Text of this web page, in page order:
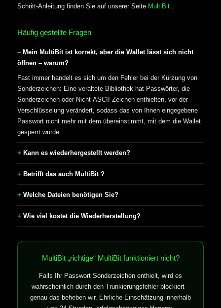
Schritt-Anleitung finden Sie auf unserer Seite MultiBit .
Häufig gestellte Fragen
Mein MultiBit ist korrekt, aber die Wallet lässt sich nicht
öffnen – warum?
Fast immer handelt es sich um den Fehler bei der Kürzung von
Sonderzeichen: Eine veraltete Bibliothek hat Passwörter, die
Sonderzeichen oder Nicht-ASCII-Zeichen enthielten, vor der
Verschlüsselung verändert, sodass das von Ihnen eingegebene
Passwort nicht mehr mit dem übereinstimmt, mit dem die Wallet
gesperrt wurde.
Kann es wiederhergestellt werden?
Betrifft das auch MultiBit ?
Welche Dateien benötigen Sie?
Wie viel kostet die Wiederherstellung?
MultiBit „richtige“ MultiBit funktioniert nicht?
Falls Ihr Passwort Sonderzeichen enthielt, wird es
wahrscheinlich durch den Trunkierungsfehler blockiert –
genau das beheben wir. Ehrliche Einschätzung innerhalb